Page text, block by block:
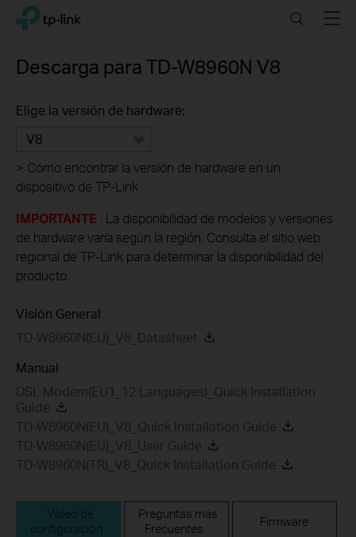
Click
navigation
TP-Link, Reliably Smart SearchMenu
Descarga para TD-W8960N V8
Elige la versión de hardware:
V8
> Cómo encontrar la versión de hardware en un
dispositivo de TP-Link
IMPORTANTE : La disponibilidad de modelos y versiones
de hardware varía según la región. Consulta el sitio web
regional de TP-Link para determinar la disponibilidad del
producto.
Visión General
TD-W8960N(EU)_V8_Datasheet
Manual
DSL Modem(EU1_12 Languages)_Quick Installation
Guide
TD-W8960N(EU)_V8_Quick Installation Guide
TD-W8960N(EU)_V8_User Guide
TD-W8960N(TR)_V8_Quick Installation Guide
Vídeo de
configuración
Preguntas más
Frecuentes
Firmware